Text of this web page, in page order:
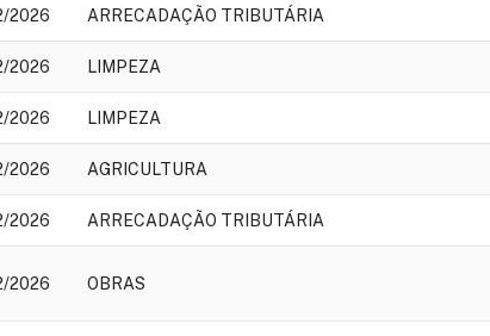
2026 ARRECADAÇÃO TRIBUTÁRIA
2026 LIMPEZA
2026 LIMPEZA
2026 AGRICULTURA
2026 ARRECADAÇÃO TRIBUTÁRIA
2026 OBRAS